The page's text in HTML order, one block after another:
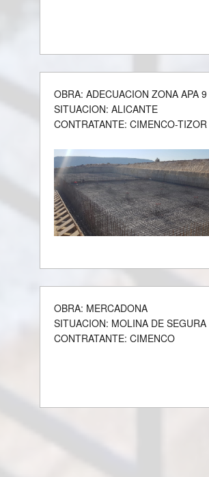
OBRA: ADECUACION ZONA APA 9
SITUACION: ALICANTE
CONTRATANTE: CIMENCO-TIZOR
OBRA: MERCADONA
SITUACION: MOLINA DE SEGURA
CONTRATANTE: CIMENCO